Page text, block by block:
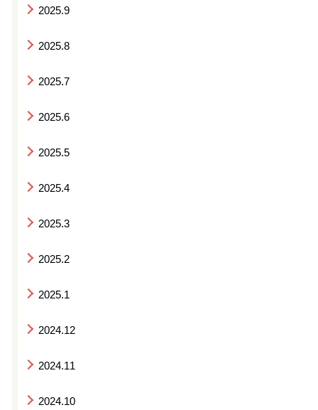
2025.9
2025.8
2025.7
2025.6
2025.5
2025.4
2025.3
2025.2
2025.1
2024.12
2024.11
2024.10